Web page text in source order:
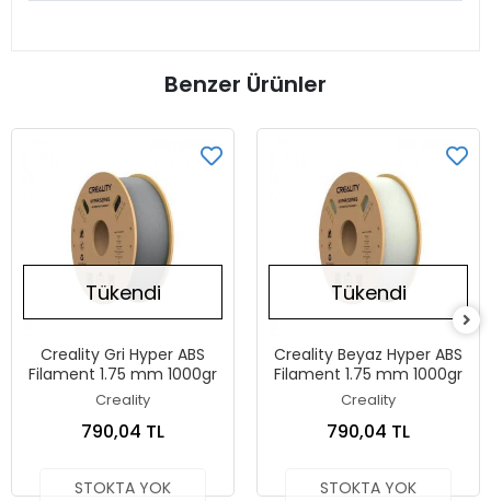
Benzer Ürünler
Tükendi
Creality Gri Hyper ABS
Filament 1.75 mm 1000gr
Creality
790,04 TL
STOKTA YOK
Tükendi
Creality Beyaz Hyper ABS
Filament 1.75 mm 1000gr
Creality
790,04 TL
STOKTA YOK